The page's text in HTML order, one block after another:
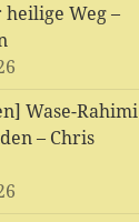
heilige Weg –
Wase-Rahimi
– Chris